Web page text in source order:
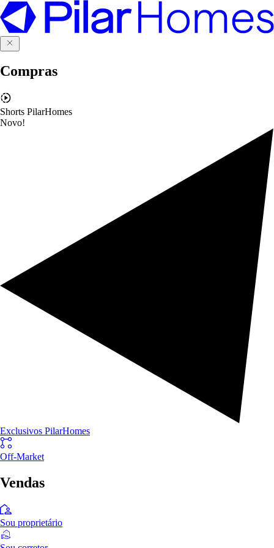
Compras
Shorts PilarHomes
Novo!
Exclusivos PilarHomes
Off-Market
Vendas
Sou proprietário